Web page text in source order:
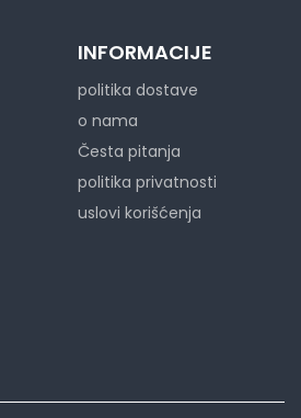
INFORMACIJE
politika dostave
o nama
Česta pitanja
politika privatnosti
uslovi korišćenja